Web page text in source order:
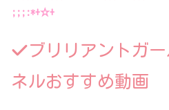
;;;:*+☆+
ブリリアントガ
ネルおすすめ動画